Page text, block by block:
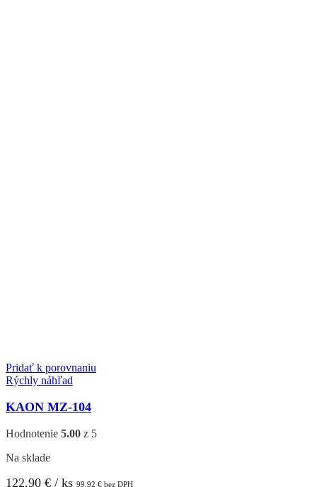
Pridať k porovnaniu
Rýchly náhľad
KAON MZ-104
Hodnotenie 5.00 z 5
Na sklade
122,90 € / ks 99,92 € bez DPH